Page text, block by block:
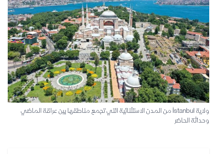
ولاية İstanbul من المدن الاستثنائية التي تجمع مناطقها بين عراقة الماضي
وحداثة الحاضر